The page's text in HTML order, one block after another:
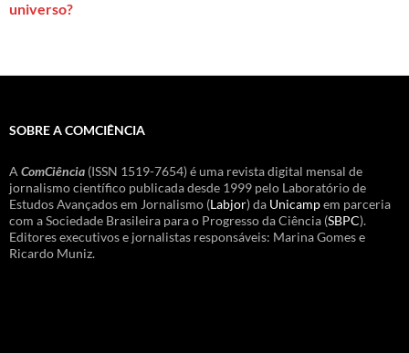
universo?
SOBRE A COMCIÊNCIA
A ComCiência (ISSN 1519-7654) é uma revista digital mensal de
jornalismo científico publicada desde 1999 pelo Laboratório de
Estudos Avançados em Jornalismo (Labjor) da Unicampem parceria
com a Sociedade Brasileira para o Progresso da Ciência (SBPC).
Editores executivos e jornalistas responsáveis: Marina Gomes e
Ricardo Muniz.